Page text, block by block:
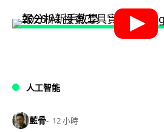
人工智能
藍骨 12 小時